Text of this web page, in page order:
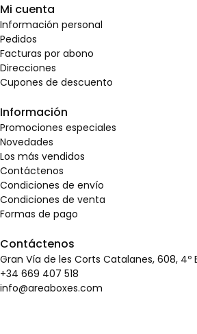
Mi cuenta
Información personal
Pedidos
Facturas por abono
Direcciones
Cupones de descuento
Información
Promociones especiales
Novedades
Los más vendidos
Contáctenos
Condiciones de envío
Condiciones de venta
Formas de pago
Contáctenos
Gran Vía de les Corts Catalanes, 608, 4º
+34 669 407 518
info@areaboxes.com